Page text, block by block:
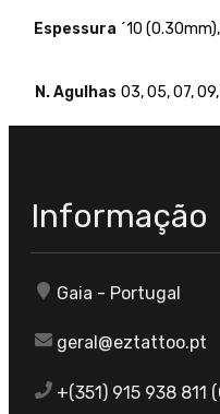
Espessura ´10
N. Agulhas 03, 05, 07, 09,
Informação
Gaia - Portugal
geral@eztattoo.pt
+(351) 915 938